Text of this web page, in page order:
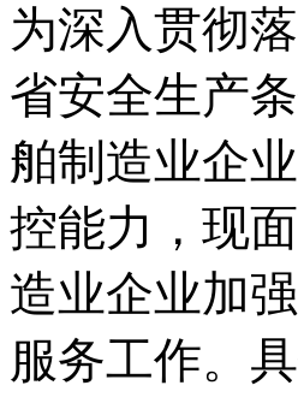
为深入贯彻
省安全生产
舶制造业企
控能力，现
造业企业加
服务工作。